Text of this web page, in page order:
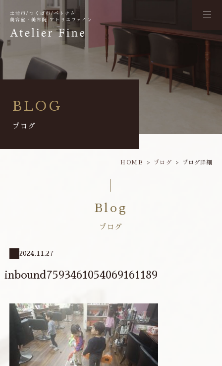
土浦市/つくば市/ベトナム
美容室・美容院 アトリエファイン
BLOG
ブログ
HOME ブログ ブログ詳細
Blog
ブログ
2024.11.27
inbound7593461054069161189